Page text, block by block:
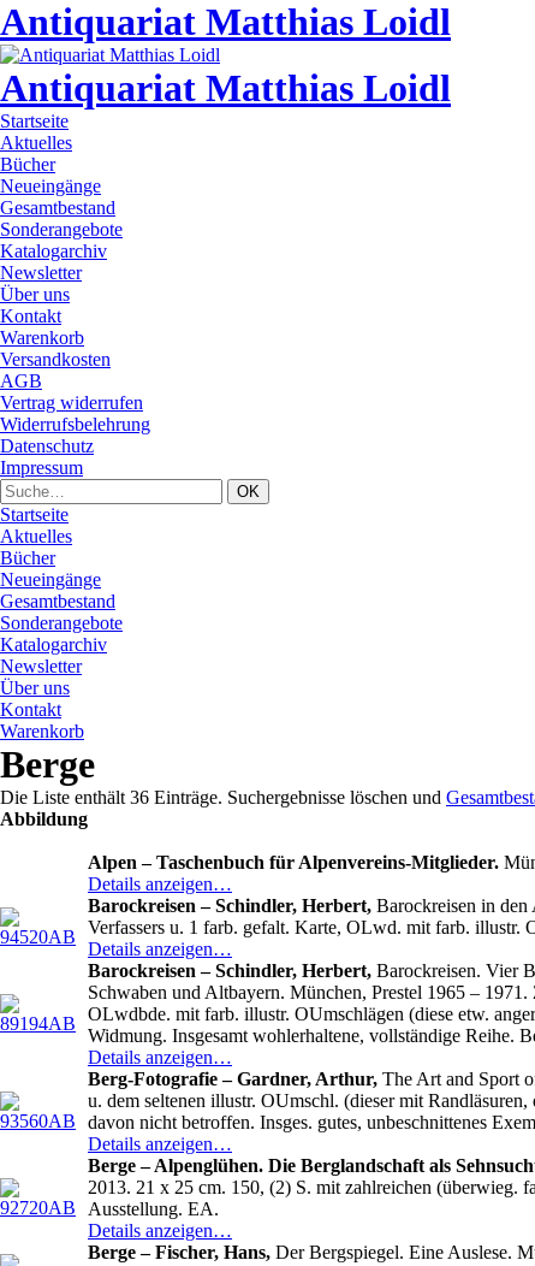
Antiquariat Matthias Loidl
Antiquariat Matthias Loidl
Startseite
Aktuelles
Bücher
Neueingänge
Gesamtbestand
Sonderangebote
Katalogarchiv
Newsletter
Über uns
Kontakt
Warenkorb
Versandkosten
AGB
Vertrag widerrufen
Widerrufsbelehrung
Datenschutz
Impressum
Startseite
Aktuelles
Bücher
Neueingänge
Gesamtbestand
Sonderangebote
Katalogarchiv
Newsletter
Über uns
Kontakt
Warenkorb
Berge
Die Liste enthält 36 Einträge. Suchergebnisse löschen und
Abbildung
Alpen – Taschenbuch für Alpenvereins-Mitglieder.
Details anzeigen…
Barockreisen – Schindler, Herbert, Barockreisen in den
Verfassers u. 1 farb. gefalt. Karte, OLwd. mit farb. illustr.
Details anzeigen…
Barockreisen – Schindler, Herbert, Barockreisen. Vier
Schwaben und Altbayern. München, Prestel 1965 –
OLwdbde. mit farb. illustr. OUmschlägen (diese etw.
Widmung. Insgesamt wohlerhaltene, vollständige Reihe.
Details anzeigen…
Berg-Fotografie – Gardner, Arthur, The Art and Sport
u. dem seltenen illustr. OUmschl. (dieser mit
davon nicht betroffen. Insges. gutes, unbeschnittenes
Details anzeigen…
Berge – Alpenglühen. Die Berglandschaft als
2013. 21 x 25 cm. 150, (2) S. mit zahlreichen (überwieg.
Ausstellung. EA.
Details anzeigen…
Berge – Fischer, Hans, Der Bergspiegel. Eine Auslese.